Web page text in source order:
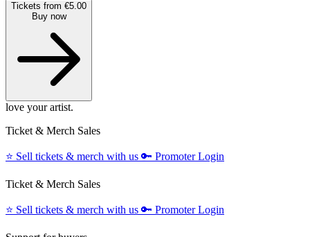
Tickets from €5.00
Buy now
love your artist.
Ticket & Merch Sales
⭐️ Sell tickets & merch with us 🔑 Promoter Login
Ticket & Merch Sales
⭐️ Sell tickets & merch with us 🔑 Promoter Login